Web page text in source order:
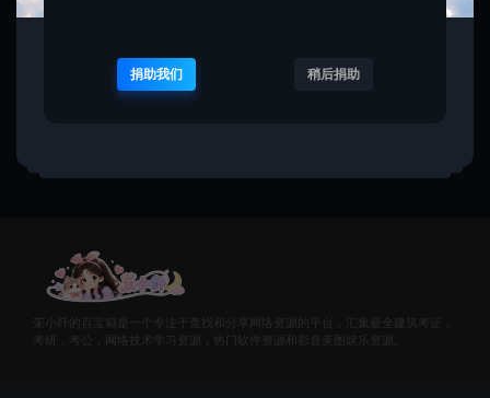
茉小纤的百宝箱是一个专注于查找和分享网络资源的平台，汇集最全建筑考证，
考研，考公，网络技术学习资源，热门软件资源和影音美图娱乐资源。
捐助我们 稍后捐助